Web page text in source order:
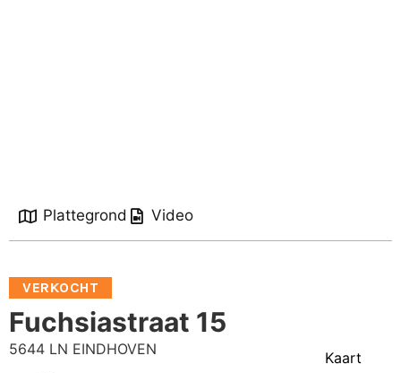
Plattegrond Video
VERKOCHT
Fuchsiastraat 15
5644 LN EINDHOVEN Kaart